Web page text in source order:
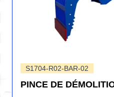
S1704-R02-BAR-02
PINCE DE